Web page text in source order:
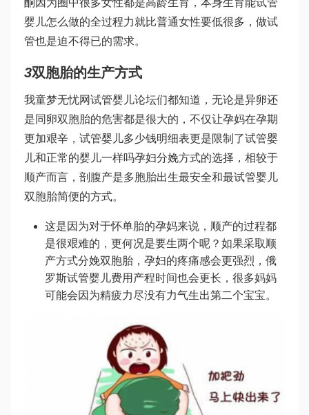
婴儿怎么做的全过程力就比普通女性要低很多，做试
管也是迫不得已的需求。
3双胞胎的生产方式
我童梦无忧网试管婴儿论坛们都知道，无论是异卵还
是同卵双胞胎的危害都是很大的，不仅让孕妈在孕期
更加艰辛， 试管婴儿多少钱明细表更是限制了试管婴
儿和正常的婴儿一样吗孕妇分娩方式的选择，相较于
顺产而言，剖腹产是多胞胎出生最安全和最试管婴儿
双胞胎简便的方式。
这是因为对于怀单胎的孕妈来说，顺产的过程都
是很艰难的，更何况是要生两个呢？如果采取顺
产方式分娩双胞胎，孕妇的疼痛感会更强烈， 俄
罗斯试管婴儿费用 产程时间也会更长，很多妈妈
可能会因为精疲力尽没有力气生出第二个宝宝。